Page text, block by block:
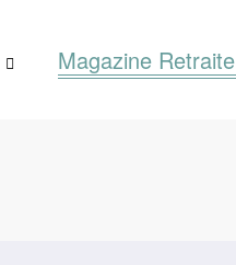
Magazine Retraite